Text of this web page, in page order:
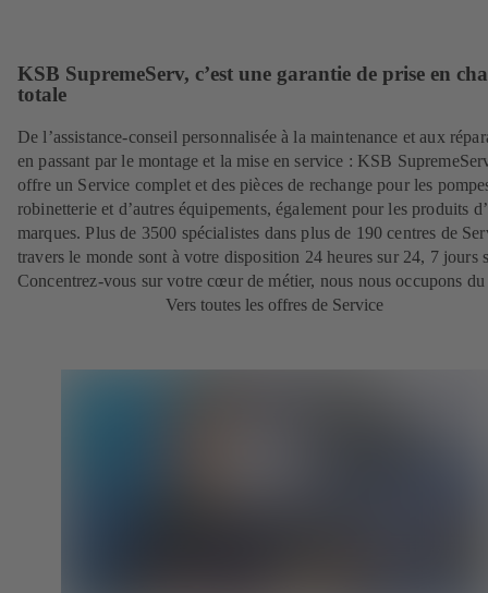
KSB SupremeServ, c’est une garantie de prise en
totale
De l’assistance-conseil personnalisée à la maintenance et aux
en passant par le montage et la mise en service : KSB
offre un Service complet et des pièces de rechange pour les
robinetterie et d’autres équipements, également pour les produits
marques. Plus de 3500 spécialistes dans plus de 190 centres de
travers le monde sont à votre disposition 24 heures sur 24, 7 jours
Concentrez-vous sur votre cœur de métier, nous nous occupons du
Vers toutes les offres de Service